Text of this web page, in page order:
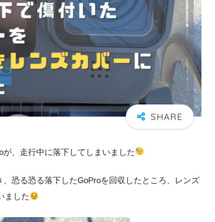
、走行中に落下してしまいました
恐る恐る落下したGoProを回収したところ、レンズ
ました